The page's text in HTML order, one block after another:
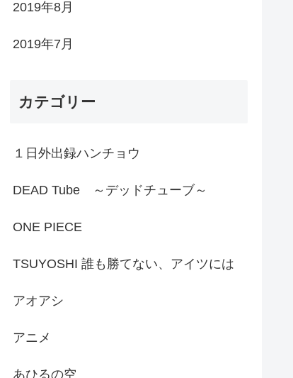
2019年8月
2019年7月
カテゴリー
１日外出録ハンチョウ
DEAD Tube ～デッドチューブ～
ONE PIECE
TSUYOSHI 誰も勝てない、アイツには
アオアシ
アニメ
あひるの空